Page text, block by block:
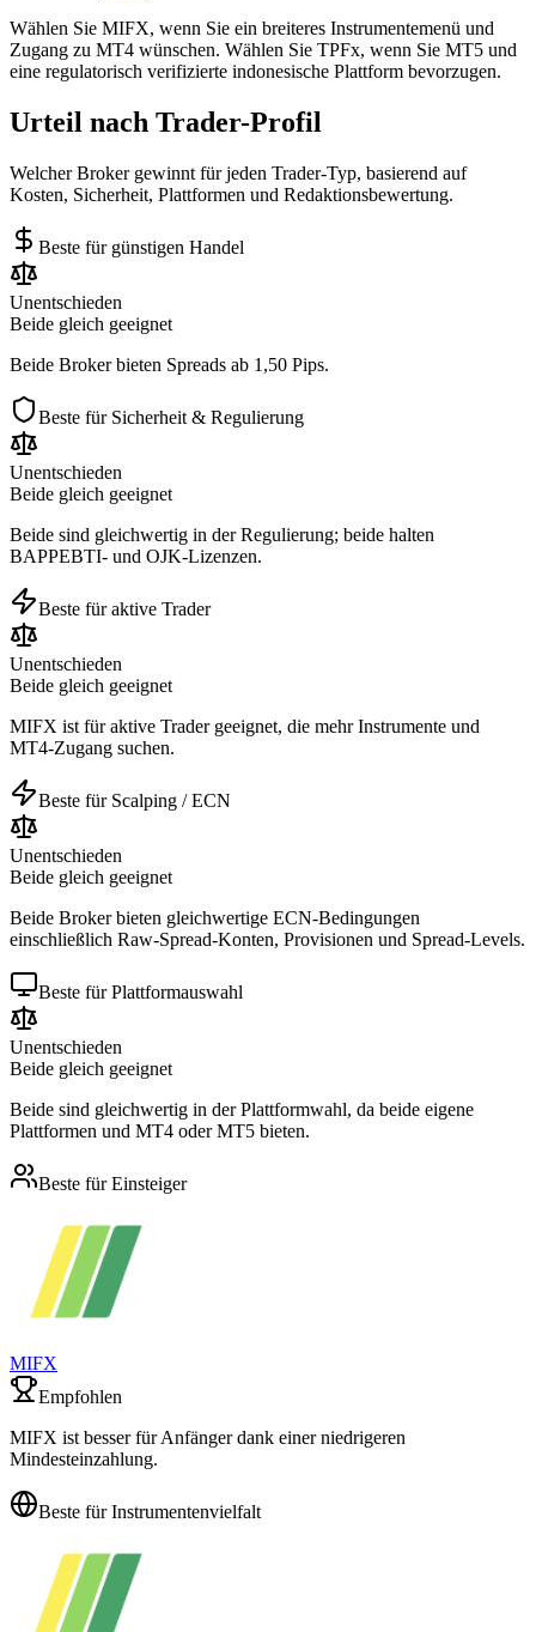
Wählen Sie MIFX, wenn Sie ein breiteres Instrumentemenü und
Zugang zu MT4 wünschen. Wählen Sie TPFx, wenn Sie MT5 und
eine regulatorisch verifizierte indonesische Plattform bevorzugen.
Urteil nach Trader-Profil
Welcher Broker gewinnt für jeden Trader-Typ, basierend auf
Kosten, Sicherheit, Plattformen und Redaktionsbewertung.
Beste für günstigen Handel
Unentschieden
Beide gleich geeignet
Beide Broker bieten Spreads ab 1,50 Pips.
Beste für Sicherheit & Regulierung
Unentschieden
Beide gleich geeignet
Beide sind gleichwertig in der Regulierung; beide halten
BAPPEBTI- und OJK-Lizenzen.
Beste für aktive Trader
Unentschieden
Beide gleich geeignet
MIFX ist für aktive Trader geeignet, die mehr Instrumente und
MT4-Zugang suchen.
Beste für Scalping / ECN
Unentschieden
Beide gleich geeignet
Beide Broker bieten gleichwertige ECN-Bedingungen
einschließlich Raw-Spread-Konten, Provisionen und Spread-Levels.
Beste für Plattformauswahl
Unentschieden
Beide gleich geeignet
Beide sind gleichwertig in der Plattformwahl, da beide eigene
Plattformen und MT4 oder MT5 bieten.
Beste für Einsteiger
MIFX
Empfohlen
MIFX ist besser für Anfänger dank einer niedrigeren
Mindesteinzahlung.
Beste für Instrumentenvielfalt